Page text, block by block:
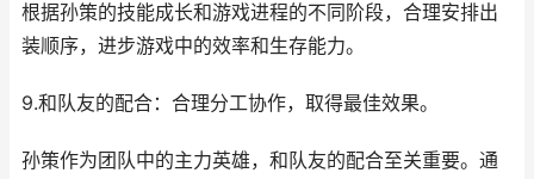
根据孙策的技能成长和游戏进程的不同阶段，合理安排出
装顺序，进步游戏中的效率和生存能力。
9.和队友的配合：合理分工协作，取得最佳效果。
孙策作为团队中的主力英雄，和队友的配合至关重要。通